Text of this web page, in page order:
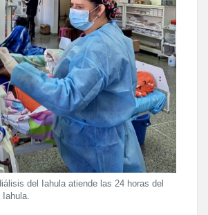
del Iahula atiende las 24 horas del